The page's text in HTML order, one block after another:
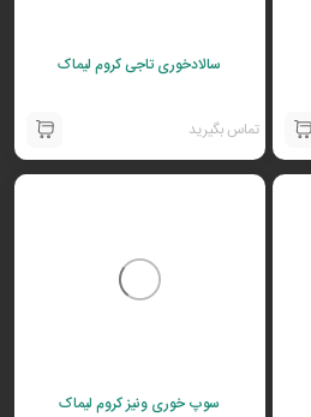
سالادخوری تاجی کروم لیماک
تماس بگیرید
سوپ خوری ونیز کروم لیماک